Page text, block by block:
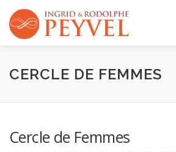
contenu
QUI SOMMES-NOUS ? ACTIVITÉS
CERCLE DE FEMMES
Cercle de Femmes